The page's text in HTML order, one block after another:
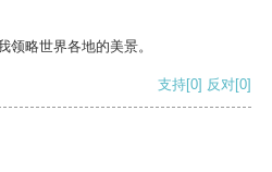
领略世界各地的美景。
支持[0] 反对[0]